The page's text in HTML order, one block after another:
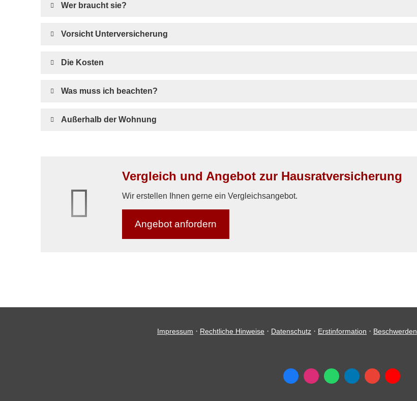
Wer braucht sie?
Vorsicht Unterversicherung
Die Kosten
Was muss ich beachten?
Außerhalb der Wohnung
Vergleich und Angebot zur Haus­rat­ver­si­che­rung
Wir erstellen Ihnen gerne ein Vergleichsangebot.
An­ge­bot an­for­dern
Impressum · Rechtliche Hinweise · Datenschutz · Erstinformation · Beschwerden